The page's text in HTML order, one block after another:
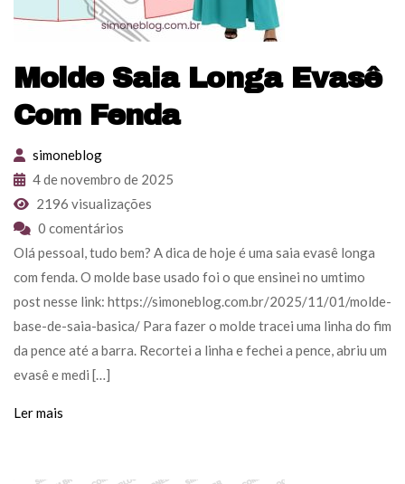
Molde Saia Longa Evasê
Com Fenda
simoneblog
4 de novembro de 2025
2196 visualizações
0 comentários
Olá pessoal, tudo bem? A dica de hoje é uma saia evasê longa
com fenda. O molde base usado foi o que ensinei no umtimo
post nesse link: https://simoneblog.com.br/2025/11/01/molde-
base-de-saia-basica/ Para fazer o molde tracei uma linha do fim
da pence até a barra. Recortei a linha e fechei a pence, abriu um
evasê e medi […]
Ler mais